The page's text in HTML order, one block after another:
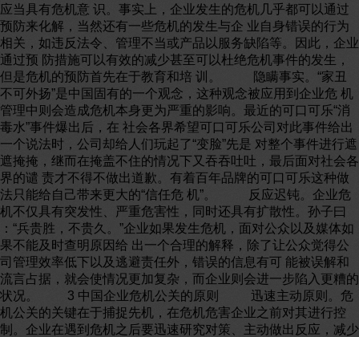
应当具有危机意 识。事实上，企业发生的危机几乎都可以通过
预防来化解，当然还有一些危机的发生与企 业自身错误的行为
相关，如违反法令、管理不当或产品以服务缺陷等。因此，企业
通过预 防措施可以有效的减少甚至可以杜绝危机事件的发生，
但是危机的预防首先在于教育和培 训。 隐瞒事实。“家丑
不可外扬”是中国固有的一个观念，这种观念被应用到企业危 机
管理中则会造成危机本身更为严重的影响。最近的可口可乐“消
毒水”事件爆出后，在 社会各界希望可口可乐公司对此事件给出
一个说法时，公司却给人们玩起了“变脸”先是 对整个事件进行遮
遮掩掩，继而在掩盖不住的情况下又吞吞吐吐，最后面对社会各
界的谴 责才不得不做出道歉。有着百年品牌的可口可乐这种做
法只能给自己带来更大的“信任危 机”。 反应迟钝。企业危
机不仅具有突发性、严重危害性，同时还具有扩散性。孙子曰
：“兵贵胜，不贵久。”企业如果发生危机，面对公众以及媒体如
果不能及时查明原因给 出一个合理的解释，除了让公众觉得公
司管理效率低下以及逃避责任外，错误的信息有可 能被误解和
流言占据，就会使情况更加复杂，而企业则会进一步陷入更糟的
状况。 3 中国企业危机公关的原则 迅速主动原则。危
机公关的关键在于捕捉先机，在危机危害企业之前对其进行控
制。企业在遇到危机之后要迅速研究对策、主动做出反应，减少